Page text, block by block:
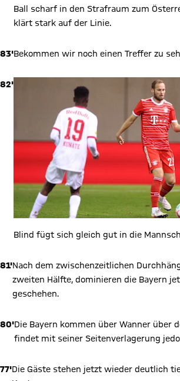
Ball scharf in den Strafraum zum
klärt stark auf der Linie.
83'Bekommen wir noch einen Treffer zu
82'
Blind fügt sich gleich gut in die
81'Nach dem zwischenzeitlichen
zweiten Hälfte, dominieren die Bayern
geschehen.
80'Die Bayern kommen über Wanner über
findet mit seiner Seitenverlagerung
77'Die Gäste stehen jetzt wieder deutlich